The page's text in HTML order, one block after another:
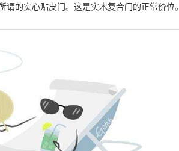
的实心贴皮门。这是实木复合门的正常价位。